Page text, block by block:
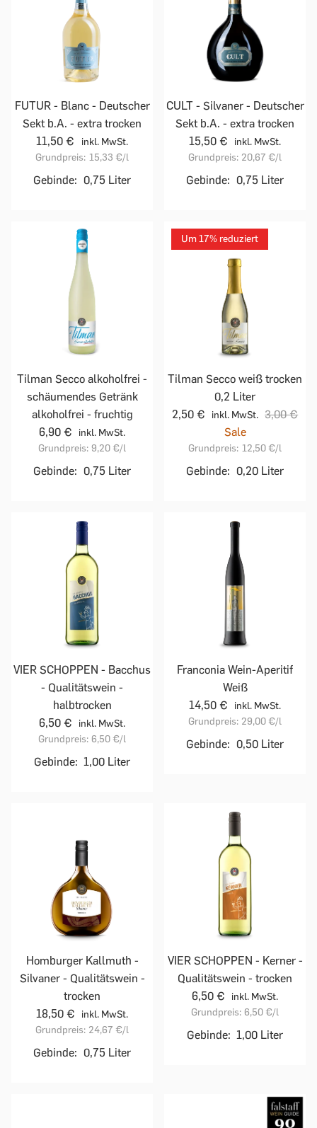
FUTUR - Blanc - Deutscher
Sekt b.A. - extra trocken
11,50 €
inkl. MwSt.
Grundpreis: 15,33 €/l
Gebinde: 0,75 Liter
CULT - Silvaner - Deutscher
Sekt b.A. - extra trocken
15,50 €
inkl. MwSt.
Grundpreis: 20,67 €/l
Gebinde: 0,75 Liter
Tilman Secco alkoholfrei -
schäumendes Getränk
alkoholfrei - fruchtig
6,90 €
inkl. MwSt.
Grundpreis: 9,20 €/l
Gebinde: 0,75 Liter
Um 17% reduziert
Tilman Secco weiß trocken
0,2 Liter
2,50 €
inkl. MwSt. 3,00 €
Sale
Grundpreis: 12,50 €/l
Gebinde: 0,20 Liter
VIER SCHOPPEN - Bacchus
- Qualitätswein -
halbtrocken
6,50 €
inkl. MwSt.
Grundpreis: 6,50 €/l
Gebinde: 1,00 Liter
Franconia Wein-Aperitif
Weiß
14,50 €
inkl. MwSt.
Grundpreis: 29,00 €/l
Gebinde: 0,50 Liter
Homburger Kallmuth -
Silvaner - Qualitätswein -
trocken
18,50 €
inkl. MwSt.
Grundpreis: 24,67 €/l
Gebinde: 0,75 Liter
VIER SCHOPPEN - Kerner -
Qualitätswein - trocken
6,50 €
inkl. MwSt.
Grundpreis: 6,50 €/l
Gebinde: 1,00 Liter